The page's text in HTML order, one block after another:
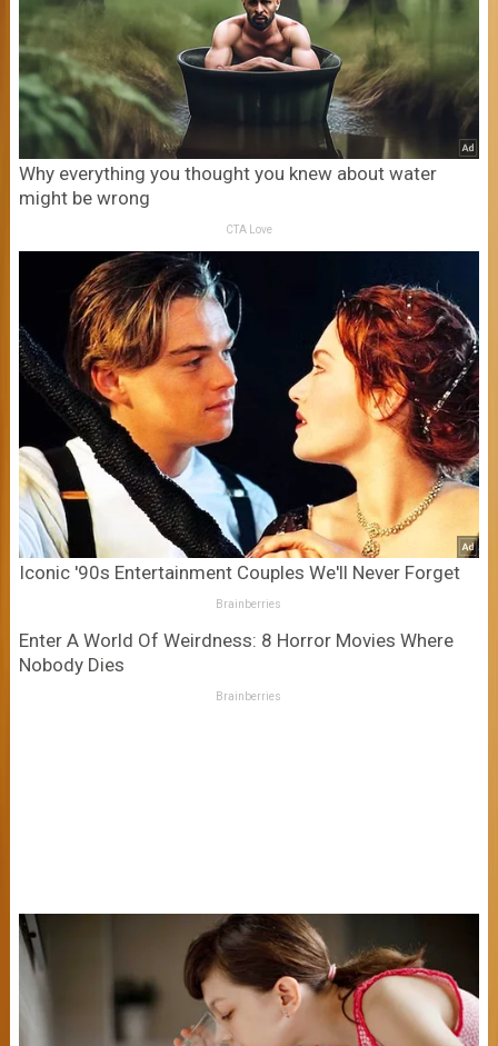
Why everything you thought you knew about water
might be wrong
CTA Love
Iconic '90s Entertainment Couples We'll Never Forget
Brainberries
Enter A World Of Weirdness: 8 Horror Movies Where
Nobody Dies
Brainberries